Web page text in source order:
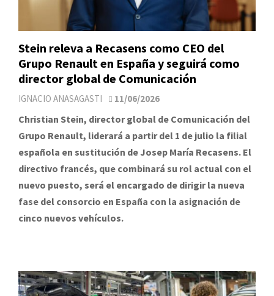
Stein releva a Recasens como CEO del
Grupo Renault en España y seguirá como
director global de Comunicación
IGNACIO ANASAGASTI 11/06/2026
Christian Stein, director global de Comunicación del
Grupo Renault, liderará a partir del 1 de julio la filial
española en sustitución de Josep María Recasens. El
directivo francés, que combinará su rol actual con el
nuevo puesto, será el encargado de dirigir la nueva
fase del consorcio en España con la asignación de
cinco nuevos vehículos.